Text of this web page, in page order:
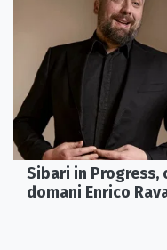
Sibari in Progress,
domani Enrico